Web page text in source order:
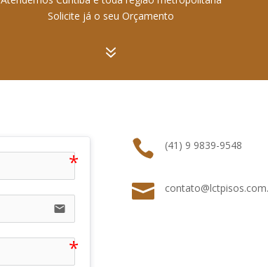
Solicite já o seu Orçamento
7
email
 (41) 9 9839-9548
